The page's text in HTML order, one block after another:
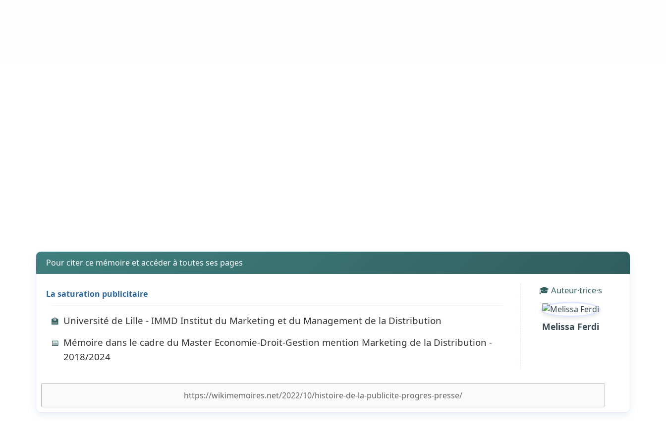
Pour citer ce mémoire et accéder à toutes ses pages
La saturation publicitaire
🏫 Université de Lille - IMMD Institut du Marketing et du Management de la Distribution
📅 Mémoire dans le cadre du Master Economie-Droit-Gestion mention Marketing de la Distribution -
2018/2024
🎓 Auteur·trice·s
Melissa Ferdi